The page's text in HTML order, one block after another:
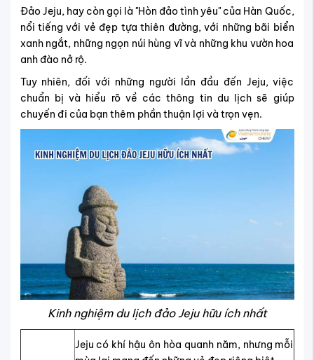
Đảo Jeju, hay còn gọi là "Hòn đảo tình yêu" của Hàn Quốc,
nổi tiếng với vẻ đẹp tựa thiên đường, với những bãi biển
xanh ngắt, những ngọn núi hùng vĩ và những khu vườn hoa
anh đào nở rộ.
Tuy nhiên, đối với những người lần đầu đến Jeju, việc
chuẩn bị và hiểu rõ về các thông tin du lịch sẽ giúp
chuyến đi của bạn thêm phần thuận lợi và trọn vẹn.
Kinh nghiệm du lịch đảo Jeju hữu ích nhất
Jeju có khí hậu ôn hòa quanh năm, nhưng mỗi